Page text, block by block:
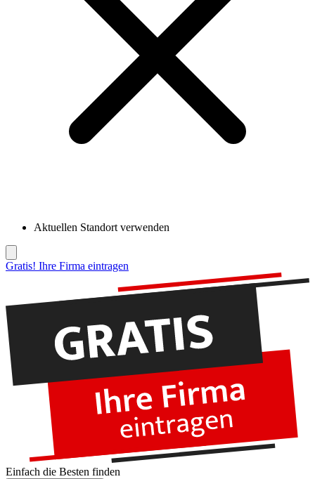
Aktuellen Standort verwenden
Gratis! Ihre Firma eintragen
Einfach die Besten finden